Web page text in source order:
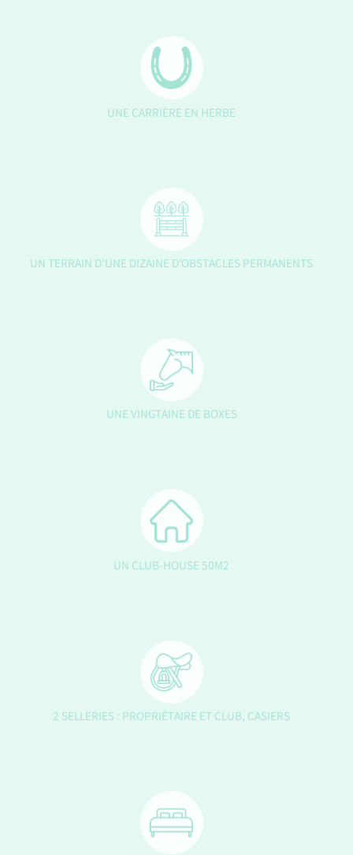
UNE CARRIÈRE EN HERBE
UN TERRAIN D’UNE DIZAINE D’OBSTACLES PERMANENTS
UNE VINGTAINE DE BOXES
UN CLUB-HOUSE 50M2
2 SELLERIES : PROPRIÉTAIRE ET CLUB, CASIERS